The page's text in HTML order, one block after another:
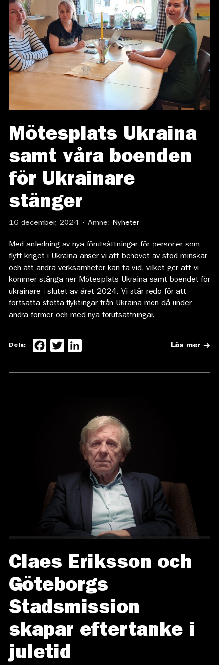
Mötesplats Ukraina
samt våra boenden
för Ukrainare
stänger
16 december, 2024 • Ämne: Nyheter
Med anledning av nya förutsättningar för personer som
flytt kriget i Ukraina anser vi att behovet av stöd minskar
och att andra verksamheter kan ta vid, vilket gör att vi
kommer stänga ner Mötesplats Ukraina samt boendet för
ukrainare i slutet av året 2024. Vi står redo för att
fortsätta stötta flyktingar från Ukraina men då under
andra former och med nya förutsättningar.
Läs mer
Dela: Facebook
Twitter
Claes Eriksson och
Göteborgs
Stadsmission
skapar eftertanke i
juletid